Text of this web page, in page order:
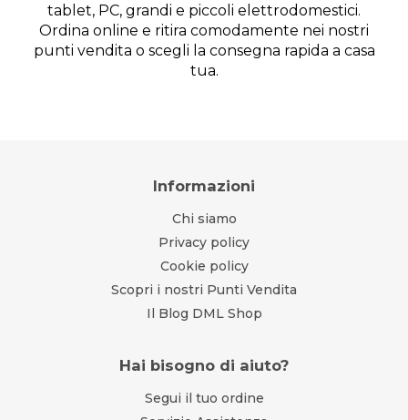
tablet, PC, grandi e piccoli elettrodomestici.
Ordina online e ritira comodamente nei nostri
punti vendita o scegli la consegna rapida a casa
tua.
Informazioni
Chi siamo
Privacy policy
Cookie policy
Scopri i nostri Punti Vendita
Il Blog DML Shop
Hai bisogno di aiuto?
Segui il tuo ordine